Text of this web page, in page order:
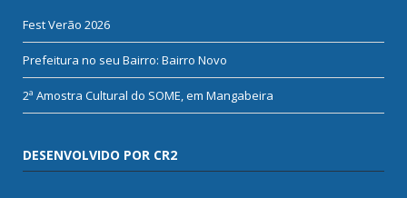
Fest Verão 2026
Prefeitura no seu Bairro: Bairro Novo
2ª Amostra Cultural do SOME, em Mangabeira
DESENVOLVIDO POR CR2